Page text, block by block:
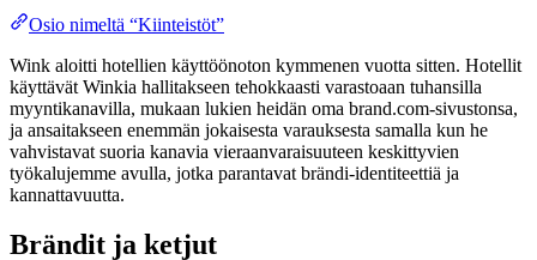
Osio nimeltä “Kiinteistöt”
Wink aloitti hotellien käyttöönoton kymmenen vuotta sitten. Hotellit
käyttävät Winkia hallitakseen tehokkaasti varastoaan tuhansilla
myyntikanavilla, mukaan lukien heidän oma brand.com-sivustonsa,
ja ansaitakseen enemmän jokaisesta varauksesta samalla kun he
vahvistavat suoria kanavia vieraanvaraisuuteen keskittyvien
työkalujemme avulla, jotka parantavat brändi-identiteettiä ja
kannattavuutta​.
Brändit ja ketjut